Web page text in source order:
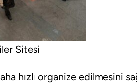
Sitesi
hızlı organize edilmesini